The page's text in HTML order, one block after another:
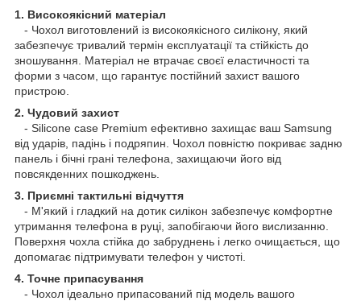
1. Високоякісний матеріал
- Чохол виготовлений із високоякісного силікону, який
забезпечує тривалий термін експлуатації та стійкість до
зношування. Матеріал не втрачає своєї еластичності та
форми з часом, що гарантує постійний захист вашого
пристрою.
2. Чудовий захист
- Silicone case Premium ефективно захищає ваш Samsung
від ударів, падінь і подряпин. Чохол повністю покриває задню
панель і бічні грані телефона, захищаючи його від
повсякденних пошкоджень.
3. Приємні тактильні відчуття
- М'який і гладкий на дотик силікон забезпечує комфортне
утримання телефона в руці, запобігаючи його вислизанню.
Поверхня чохла стійка до забруднень і легко очищається, що
допомагає підтримувати телефон у чистоті.
4. Точне припасування
- Чохол ідеально припасований під модель вашого